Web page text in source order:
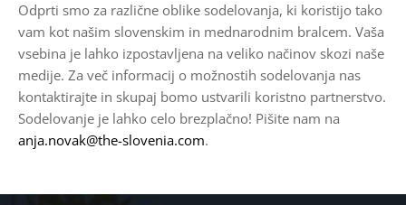
Odprti smo za različne oblike sodelovanja, ki koristijo tako
vam kot našim slovenskim in mednarodnim bralcem. Vaša
vsebina je lahko izpostavljena na veliko načinov skozi naše
medije. Za več informacij o možnostih sodelovanja nas
kontaktirajte in skupaj bomo ustvarili koristno partnerstvo.
Sodelovanje je lahko celo brezplačno! Pišite nam na
anja.novak@the-slovenia.com.